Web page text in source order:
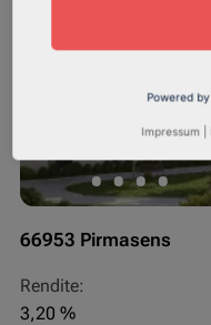
66953 Pirmasens
Rendite:
3,20 %
Powered by
Impressum